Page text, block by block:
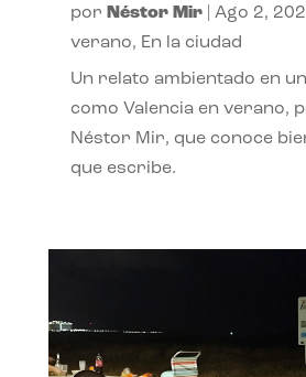
por Néstor Mir| Ago 2,
verano, En la ciudad
Un relato ambientado en
como Valencia en verano,
Néstor Mir, que conoce
que escribe.